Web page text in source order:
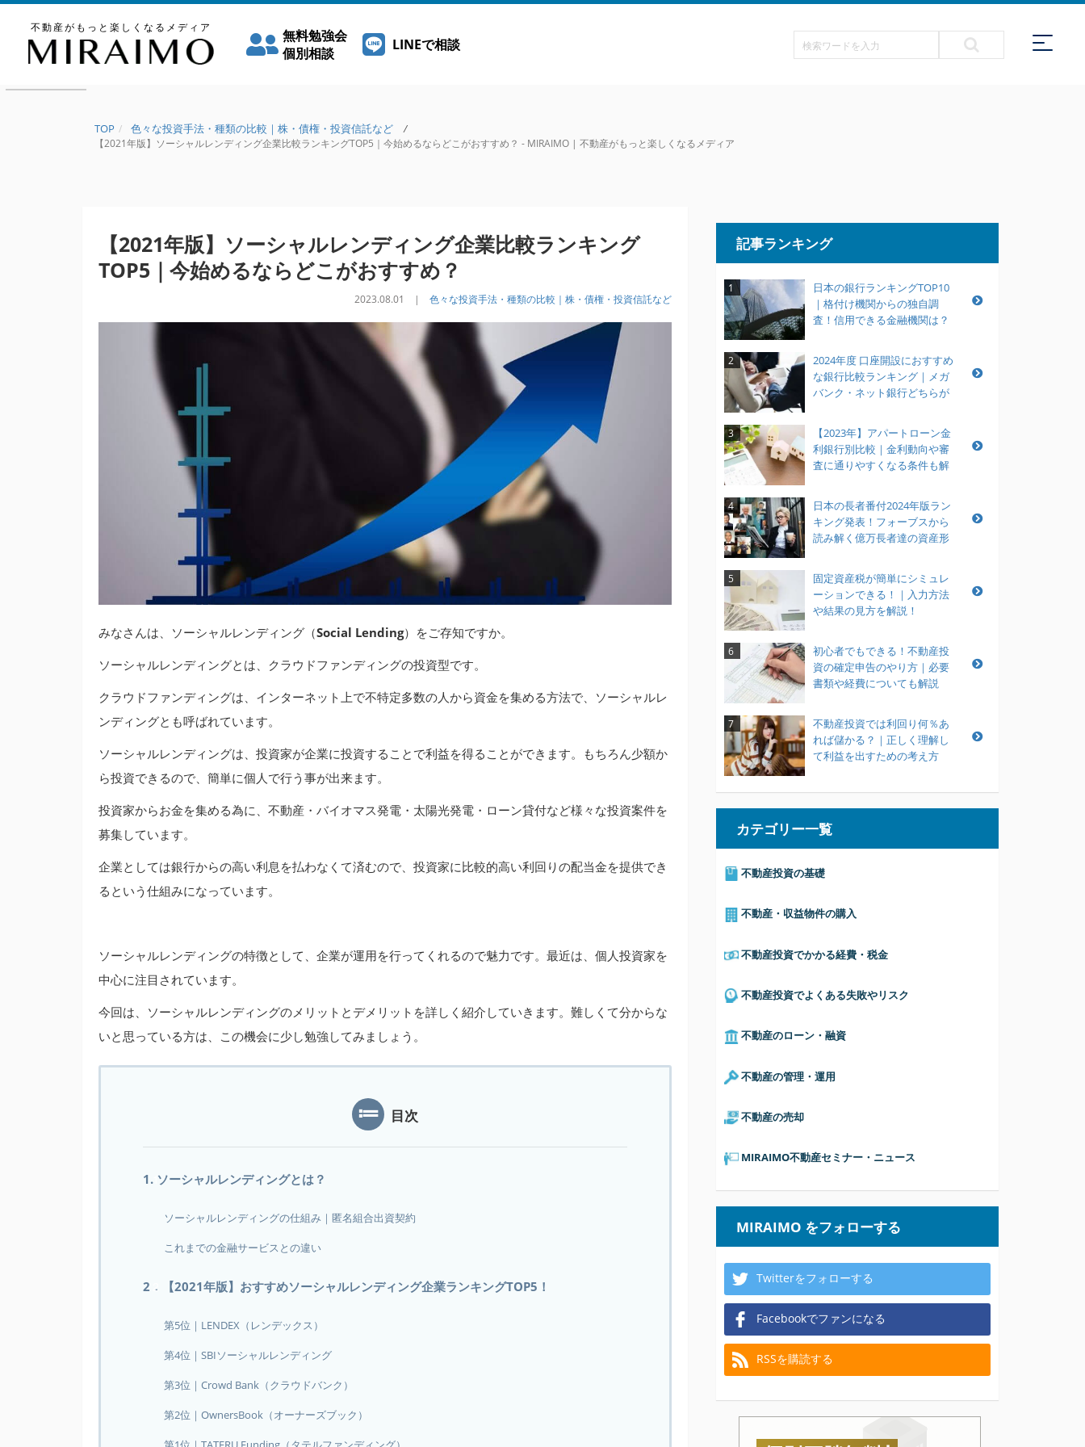
不動産がもっと楽しくなるメディア
無料勉強会
個別相談
LINEで相談
TOP 色々な投資手法・種類の比較｜株・債権・投資信託など
/
【2021年版】ソーシャルレンディング企業比較ランキングTOP5｜今始めるならどこがおすすめ？ - MIRAIMO | 不動産がもっと楽しくなるメディア
【2021年版】ソーシャルレンディング企業比較ランキング
TOP5｜今始めるならどこがおすすめ？
2023.08.01 | 色々な投資手法・種類の比較｜株・債権・投資信託など
みなさんは、ソーシャルレンディング（Social Lending）をご存知ですか。
ソーシャルレンディングとは、クラウドファンディングの投資型です。
クラウドファンディングは、インターネット上で不特定多数の人から資金を集める方法で、ソーシャルレ
ンディングとも呼ばれています。
ソーシャルレンディングは、投資家が企業に投資することで利益を得ることができます。もちろん少額か
ら投資できるので、簡単に個人で行う事が出来ます。
投資家からお金を集める為に、不動産・バイオマス発電・太陽光発電・ローン貸付など様々な投資案件を
募集しています。
企業としては銀行からの高い利息を払わなくて済むので、投資家に比較的高い利回りの配当金を提供でき
るという仕組みになっています。
ソーシャルレンディングの特徴として、企業が運用を行ってくれるので魅力です。最近は、個人投資家を
中心に注目されています。
今回は、ソーシャルレンディングのメリットとデメリットを詳しく紹介していきます。難しくて分からな
いと思っている方は、この機会に少し勉強してみましょう。
目次
1. ソーシャルレンディングとは？
ソーシャルレンディングの仕組み｜匿名組合出資契約
これまでの金融サービスとの違い
2．【2021年版】おすすめソーシャルレンディング企業ランキングTOP5！
第5位｜LENDEX（レンデックス）
第4位｜SBIソーシャルレンディング
第3位｜Crowd Bank（クラウドバンク）
第2位｜OwnersBook（オーナーズブック）
記事ランキング
1
日本の銀行ランキングTOP10
｜格付け機関からの独自調
査！信用できる金融機関は？
2
2024年度 口座開設におすすめ
な銀行比較ランキング｜メガ
バンク・ネット銀行どちらが
3
【2023年】アパートローン金
利銀行別比較｜金利動向や審
査に通りやすくなる条件も解
4
日本の長者番付2024年版ラン
キング発表！フォーブスから
読み解く億万長者達の資産形
5
固定資産税が簡単にシミュレ
ーションできる！｜入力方法
や結果の見方を解説！
6
初心者でもできる！不動産投
資の確定申告のやり方｜必要
書類や経費についても解説
7
不動産投資では利回り何％あ
れば儲かる？｜正しく理解し
て利益を出すための考え方
カテゴリー一覧
不動産投資の基礎
不動産・収益物件の購入
不動産投資でかかる経費・税金
不動産投資でよくある失敗やリスク
不動産のローン・融資
不動産の管理・運用
不動産の売却
MIRAIMO不動産セミナー・ニュース
MIRAIMO をフォローする
Twitterをフォローする
Facebookでファンになる
RSSを購読する